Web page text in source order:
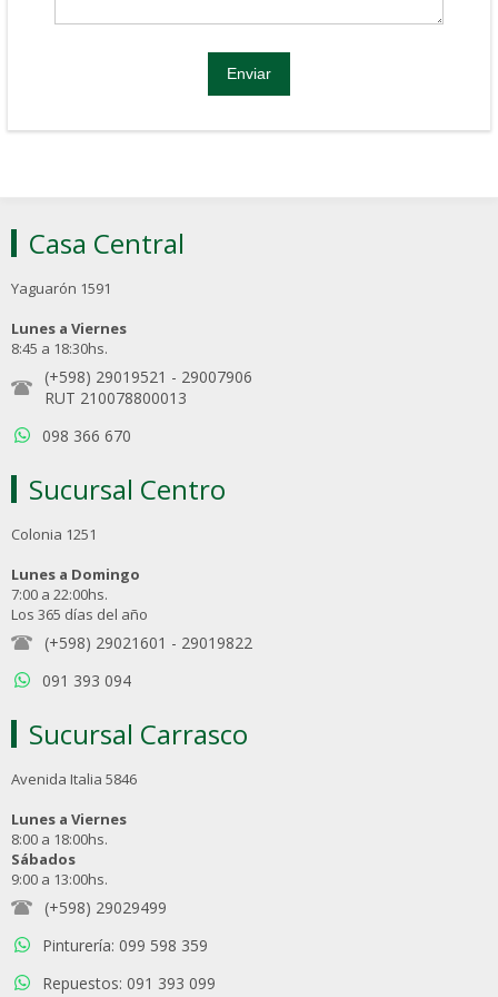
Casa Central
Yaguarón 1591
Lunes a Viernes
8:45 a 18:30hs.
(+598) 29019521 - 29007906
RUT 210078800013
098 366 670
Sucursal Centro
Colonia 1251
Lunes a Domingo
7:00 a 22:00hs.
Los 365 días del año
(+598) 29021601 - 29019822
091 393 094
Sucursal Carrasco
Avenida Italia 5846
Lunes a Viernes
8:00 a 18:00hs.
Sábados
9:00 a 13:00hs.
(+598) 29029499
Pinturería: 099 598 359
Repuestos: 091 393 099